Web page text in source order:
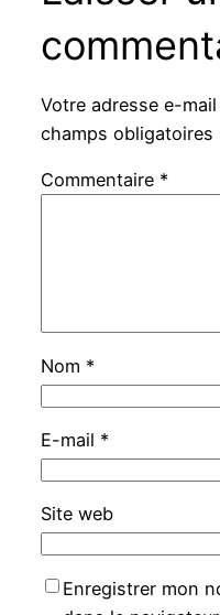
Votre adresse e-
champs
Commentaire *
Nom *
E-mail *
Site web
Enregistrer mon